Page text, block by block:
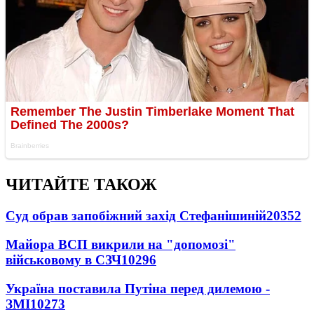
ЧИТАЙТЕ ТАКОЖ
Суд обрав запобіжний захід Стефанішиній20352
Майора ВСП викрили на "допомозі"
військовому в СЗЧ10296
Україна поставила Путіна перед дилемою -
ЗМІ10273